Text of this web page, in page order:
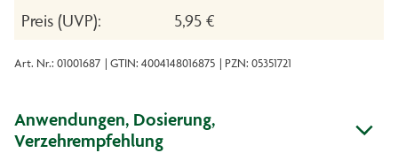
Preis (UVP):
5,95 €
Art. Nr.: 01001687 | GTIN: 4004148016875 | PZN: 05351721
Anwendungen, Dosierung,
Verzehrempfehlung